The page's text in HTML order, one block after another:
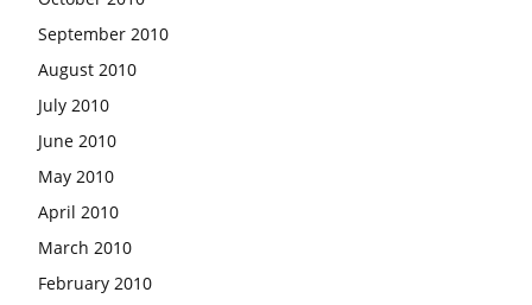
September 2010
August 2010
July 2010
June 2010
May 2010
April 2010
March 2010
February 2010